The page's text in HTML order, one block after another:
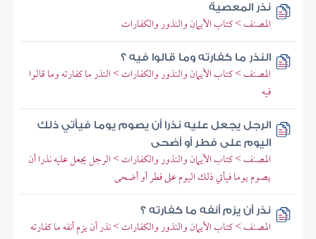
نذر المعصية
المصنف > كتاب الأيمان والنذور والكفارات
النذر ما كفارته وما قالوا فيه ؟
المصنف > كتاب الأيمان والنذور والكفارات > النذر ما كفارته وما قالوا
فيه
الرجل يجعل عليه نذرا أن يصوم يوما فيأتي ذلك
اليوم على فطر أو أضحى
المصنف > كتاب الأيمان والنذور والكفارات > الرجل يجعل عليه نذرا أن
يصوم يوما فيأتي ذلك اليوم على فطر أو أضحى
نذر أن يزم أنفه ما كفارته ؟
المصنف > كتاب الأيمان والنذور والكفارات > نذر أن يزم أنفه ما كفارته